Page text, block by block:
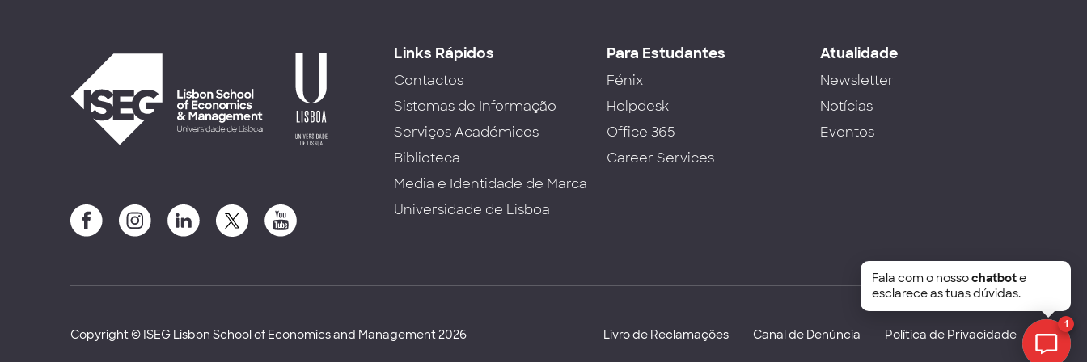
Links Rápidos
Contactos
Sistemas de Informação
Serviços Académicos
Biblioteca
Media e Identidade de Marca
Universidade de Lisboa
Para Estudantes
Fénix
Helpdesk
Office 365
Career Services
Atualidade
Newsletter
Notícias
Eventos
Copyright © ISEG Lisbon School of Economics and Management 2026 Livro de Reclamações Canal de Denúncia Política de Privacidade
1
Fala com o nossochatbote
esclarece as tuas dúvidas.